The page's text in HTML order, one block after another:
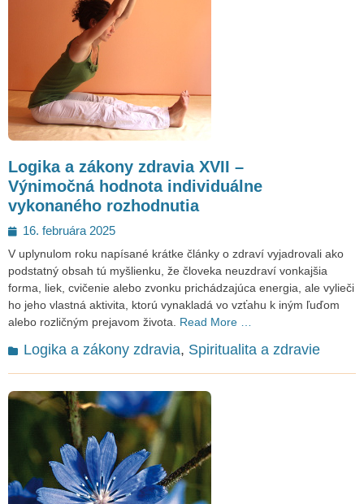
Logika a zákony zdravia XVII –
Výnimočná hodnota individuálne
vykonaného rozhodnutia
Posted
on
16. februára 2025
V uplynulom roku napísané krátke články o zdraví vyjadrovali ako
podstatný obsah tú myšlienku, že človeka neuzdraví vonkajšia
forma, liek, cvičenie alebo zvonku prichádzajúca energia, ale vylieči
ho jeho vlastná aktivita, ktorú vynakladá vo vzťahu k iným ľuďom
alebo rozličným prejavom života. Read More …
Categories
Logika a zákony zdravia, Spiritualita a zdravie